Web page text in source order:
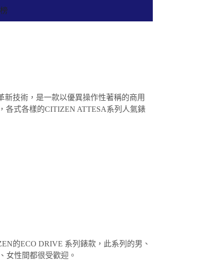
新技術，是一款以優異操作性著稱的商用
式各樣的CITIZEN ATTESA系列人氣錶
的ECO DRIVE 系列錶款，此系列的男、
女性間都很受歡迎。